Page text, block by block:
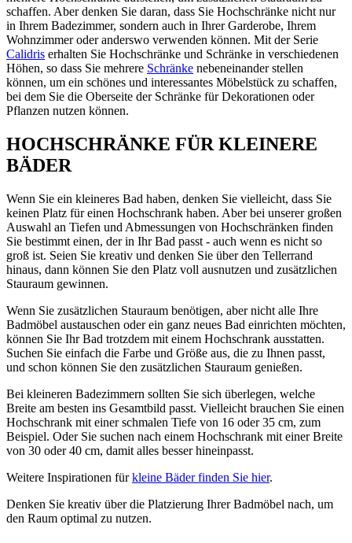
schaffen. Aber denken Sie daran, dass Sie Hochschränke nicht nur
in Ihrem Badezimmer, sondern auch in Ihrer Garderobe, Ihrem
Wohnzimmer oder anderswo verwenden können. Mit der Serie
Calidris erhalten Sie Hochschränke und Schränke in verschiedenen
Höhen, so dass Sie mehrere Schränke nebeneinander stellen
können, um ein schönes und interessantes Möbelstück zu schaffen,
bei dem Sie die Oberseite der Schränke für Dekorationen oder
Pflanzen nutzen können.
HOCHSCHRÄNKE FÜR KLEINERE
BÄDER
Wenn Sie ein kleineres Bad haben, denken Sie vielleicht, dass Sie
keinen Platz für einen Hochschrank haben. Aber bei unserer großen
Auswahl an Tiefen und Abmessungen von Hochschränken finden
Sie bestimmt einen, der in Ihr Bad passt - auch wenn es nicht so
groß ist. Seien Sie kreativ und denken Sie über den Tellerrand
hinaus, dann können Sie den Platz voll ausnutzen und zusätzlichen
Stauraum gewinnen.
Wenn Sie zusätzlichen Stauraum benötigen, aber nicht alle Ihre
Badmöbel austauschen oder ein ganz neues Bad einrichten möchten,
können Sie Ihr Bad trotzdem mit einem Hochschrank ausstatten.
Suchen Sie einfach die Farbe und Größe aus, die zu Ihnen passt,
und schon können Sie den zusätzlichen Stauraum genießen.
Bei kleineren Badezimmern sollten Sie sich überlegen, welche
Breite am besten ins Gesamtbild passt. Vielleicht brauchen Sie einen
Hochschrank mit einer schmalen Tiefe von 16 oder 35 cm, zum
Beispiel. Oder Sie suchen nach einem Hochschrank mit einer Breite
von 30 oder 40 cm, damit alles besser hineinpasst.
Weitere Inspirationen fürkleine Bäder finden Sie hier.
Denken Sie kreativ über die Platzierung Ihrer Badmöbel nach, um
den Raum optimal zu nutzen.